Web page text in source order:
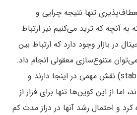
تنها نتیجه چرایی و
آنچه که ترید می‌کنیم نیز ارتباط
در بازار وجود دارد که ارتباط بین
متنوع‌سازی معقولی انجام داد.
استیبل کوین‌ها (stablecoins) نقش مهمی در اینجا دارند و
اما از این کوین‌ها تنها برای فرار از
و احتمال رشد آنها در دراز مدت کم